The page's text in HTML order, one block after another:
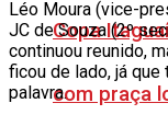
Copa
com praça
Léo Moura (vice-
JC de Souza (2º
continuou reunido,
ficou de lado, já
palavra.